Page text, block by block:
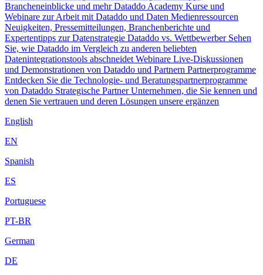
Brancheneinblicke und mehr Dataddo Academy Kurse und
Webinare zur Arbeit mit Dataddo und Daten Medienressourcen
Neuigkeiten, Pressemitteilungen, Branchenberichte und
Expertentipps zur Datenstrategie Dataddo vs. Wettbewerber Sehen
Sie, wie Dataddo im Vergleich zu anderen beliebten
Datenintegrationstools abschneidet Webinare Live-Diskussionen
und Demonstrationen von Dataddo und Partnern Partnerprogramme
Entdecken Sie die Technologie- und Beratungspartnerprogramme
von Dataddo Strategische Partner Unternehmen, die Sie kennen und
denen Sie vertrauen und deren Lösungen unsere ergänzen
English
EN
Spanish
ES
Portuguese
PT-BR
German
DE